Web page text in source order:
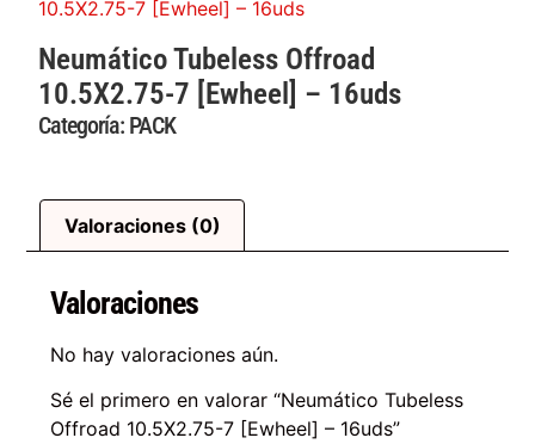
10.5X2.75-7 [Ewheel] – 16uds
Neumático Tubeless Offroad
10.5X2.75-7 [Ewheel] – 16uds
Categoría: PACK
Valoraciones (0)
Valoraciones
No hay valoraciones aún.
Sé el primero en valorar “Neumático Tubeless
Offroad 10.5X2.75-7 [Ewheel] – 16uds”